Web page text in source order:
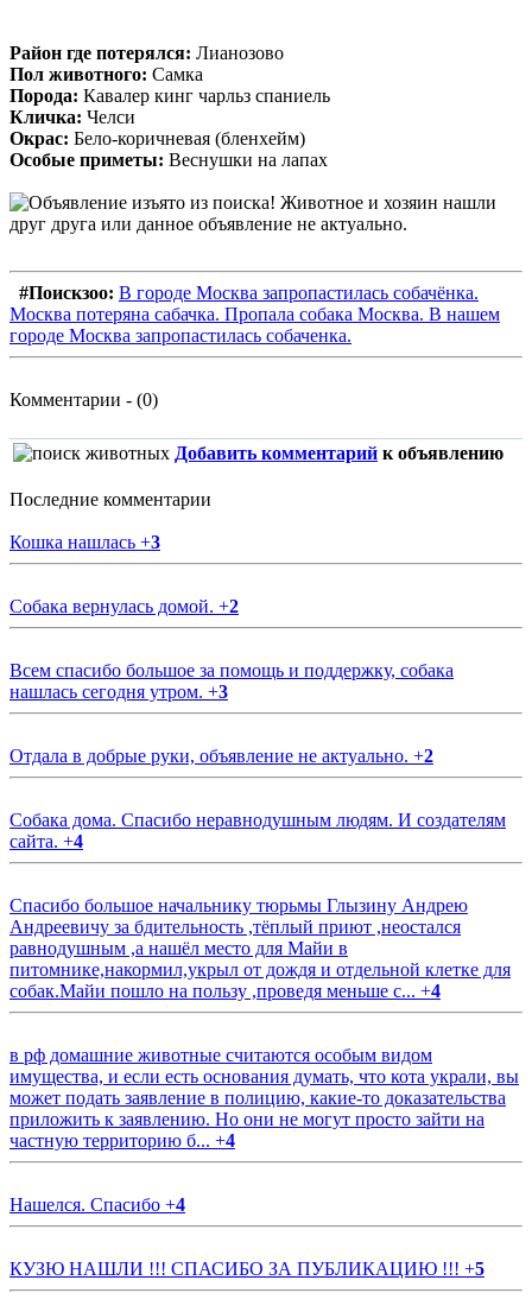
Район где потерялся: Лианозово
Пол животного: Самка
Порода: Кавалер кинг чарльз спаниель
Кличка: Челси
Окрас: Бело-коричневая (бленхейм)
Особые приметы: Веснушки на лапах
#Поискзоо: В городе Москва запропастилась собачёнка.
Москва потеряна сабачка. Пропала собака Москва. В нашем
городе Москва запропастилась собаченка.
Комментарии - (0)
Добавить комментарий к объявлению
Последние комментарии
Кошка нашлась +3
Собака вернулась домой. +2
Всем спасибо большое за помощь и поддержку, собака
нашлась сегодня утром. +3
Отдала в добрые руки, объявление не актуально. +2
Собака дома. Спасибо неравнодушным людям. И создателям
сайта. +4
Спасибо большое начальнику тюрьмы Глызину Андрею
Андреевичу за бдительность ,тёплый приют ,неостался
равнодушным ,а нашёл место для Майи в
питомнике,накормил,укрыл от дождя и отдельной клетке для
собак.Майи пошло на пользу ,проведя меньше с... +4
в рф домашние животные считаются особым видом
имущества, и если есть основания думать, что кота украли, вы
может подать заявление в полицию, какие-то доказательства
приложить к заявлению. Но они не могут просто зайти на
частную территорию б... +4
Нашелся. Спасибо +4
КУЗЮ НАШЛИ !!! СПАСИБО ЗА ПУБЛИКАЦИЮ !!! +5